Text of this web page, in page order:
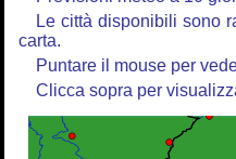
Le città disponibili sono
carta.
Puntare il mouse per
Clicca sopra per